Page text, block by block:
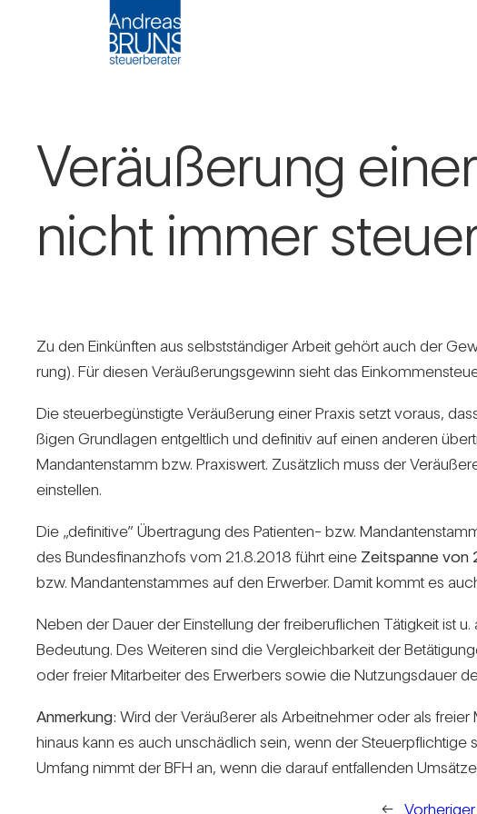
Ver­äu­ße­rung
nicht immer
Zu den Ein­künften aus selbst­stän­diger Arbeit gehört auch der
rung). Für diesen Ver­äu­ße­rungs­ge­winn sieht das
Die steu­er­be­güns­tigte Ver­äu­ße­rung einer Praxis setzt voraus,
ßigen Grund­lagen ent­gelt­lich und defi­nitiv auf einen anderen
Man­dan­ten­stamm bzw. Pra­xis­wert. Zusätz­lich muss der
ein­stellen.
Die „defi­ni­tive” Über­tra­gung des Pati­enten- bzw.
des Bun­des­fi­nanz­hofs vom 21.8.2018 führt eine Zeit­spanne von
bzw. Man­dan­ten­stammes auf den Erwerber. Damit kommt es
Neben der Dauer der Ein­stel­lung der frei­be­ruf­li­chen Tätig­keit ist
Bedeu­tung. Des Wei­teren sind die Ver­gleich­bar­keit der
oder freier Mit­ar­beiter des Erwer­bers sowie die Nut­zungs­dauer
Anmer­kung: Wird der Ver­äu­ßerer als Arbeit­nehmer oder als
hinaus kann es auch unschäd­lich sein, wenn der
Umfang nimmt der BFH an, wenn die darauf ent­fal­lenden
←